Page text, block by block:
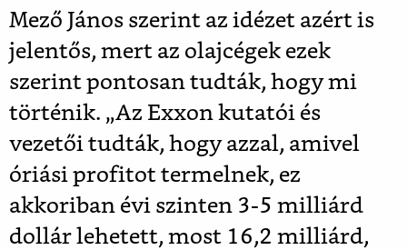
Mező János szerint az idézet azért is
jelentős, mert az olajcégek ezek
szerint pontosan tudták, hogy mi
történik. „Az Exxon kutatói és
vezetői tudták, hogy azzal, amivel
óriási profitot termelnek, ez
akkoriban évi szinten 3-5 milliárd
dollár lehetett, most 16,2 milliárd,